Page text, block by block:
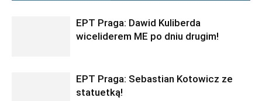
EPT Praga: Dawid Kuliberda
wiceliderem ME po dniu drugim!
EPT Praga: Sebastian Kotowicz ze
statuetką!